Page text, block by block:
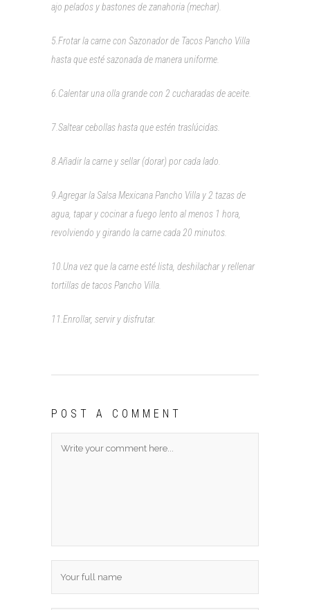
ajo pelados y bastones de zanahoria (mechar).
5.Frotar la carne con Sazonador de Tacos Pancho Villa
hasta que esté sazonada de manera uniforme.
6.Calentar una olla grande con 2 cucharadas de aceite.
7.Saltear cebollas hasta que estén traslúcidas.
8.Añadir la carne y sellar (dorar) por cada lado.
9.Agregar la Salsa Mexicana Pancho Villa y 2 tazas de
agua, tapar y cocinar a fuego lento al menos 1 hora,
revolviendo y girando la carne cada 20 minutos.
10.Una vez que la carne esté lista, deshilachar y rellenar
tortillas de tacos Pancho Villa.
11.Enrollar, servir y disfrutar.
POST A COMMENT